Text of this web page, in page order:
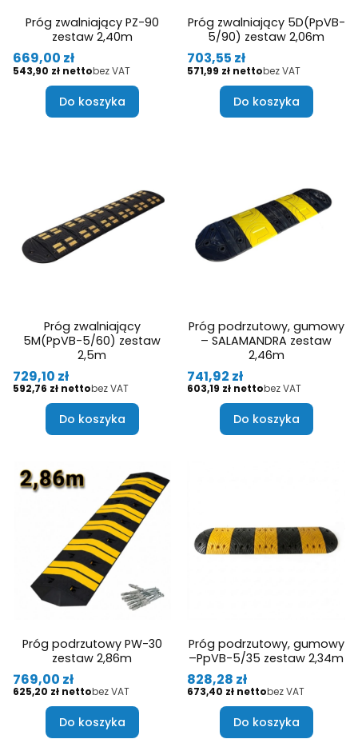
Próg zwalniający PZ-90
zestaw 2,40m
Cena
669,00 zł
Cena
543,90 zł bez VAT
Do koszyka
Próg zwalniający 5D(PpVB-
5/90) zestaw 2,06m
Cena
703,55 zł
Cena
571,99 zł bez VAT
Do koszyka
Próg zwalniający
5M(PpVB-5/60) zestaw
2,5m
Cena
729,10 zł
Cena
592,76 zł bez VAT
Do koszyka
Próg podrzutowy, gumowy
– SALAMANDRA zestaw
2,46m
Cena
741,92 zł
Cena
603,19 zł bez VAT
Do koszyka
Próg podrzutowy PW-30
zestaw 2,86m
Cena
769,00 zł
Cena
625,20 zł bez VAT
Do koszyka
Próg podrzutowy, gumowy
–PpVB-5/35 zestaw 2,34m
Cena
828,28 zł
Cena
673,40 zł bez VAT
Do koszyka